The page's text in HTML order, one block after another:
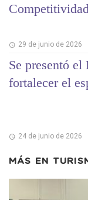
29 de junio de 2026
Se presentó
fortalecer el
24 de junio de 2026
MÁS EN